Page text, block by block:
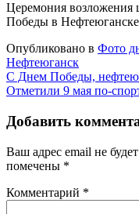
Церемония возложения
Победы в
Опубликовано в Фото
Нефтеюганск
Навигация
по
записям
С Днем Победы,
Отметили 9 мая по-
Добавить
Ваш адрес email не
помечены *
Комментарий *